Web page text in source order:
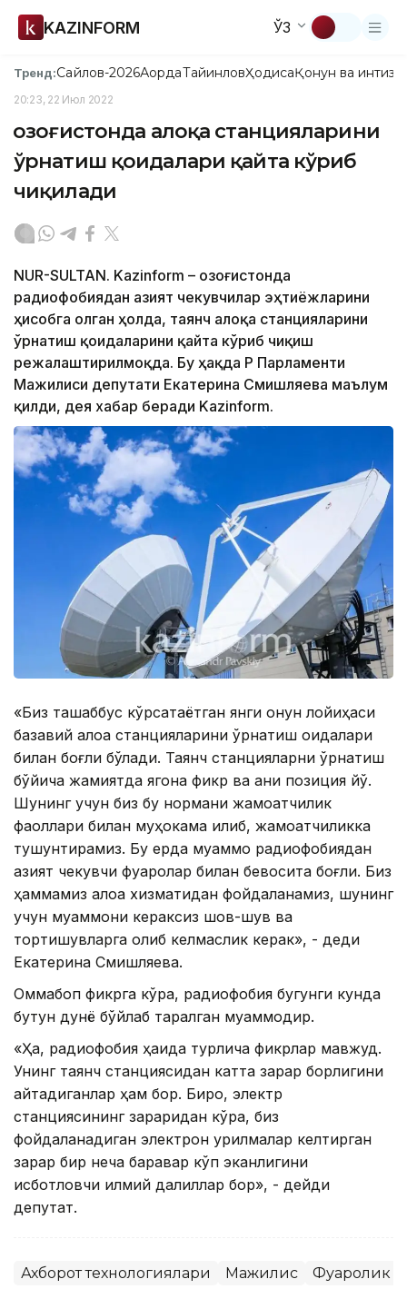
KAZINFORM ЎЗ
Тренд:Сайлов-2026АқордаТайинловҲодисаҚонун ва
20:23, 22 Июл 2022
Қозоғистонда алоқа станцияларини
ўрнатиш қоидалари қайта кўриб
чиқилади
NUR-SULTAN. Kazinform – Қозоғистонда
радиофобиядан азият чекувчилар эҳтиёжларини
ҳисобга олган ҳолда, таянч алоқа станцияларини
ўрнатиш қоидаларини қайта кўриб чиқиш
режалаштирилмоқда. Бу ҳақда ҚР Парламенти
Мажилиси депутати Екатерина Смишляева маълум
қилди, дея хабар беради Kazinform.
«Биз ташаббус кўрсатаётган янги қонун лойиҳаси
базавий алоқа станцияларини ўрнатиш қоидалари
билан боғлиқ бўлади. Таянч станцияларни ўрнатиш
бўйича жамиятда ягона фикр ва аниқ позиция йўқ.
Шунинг учун биз бу нормани жамоатчилик
фаоллари билан муҳокама қилиб, жамоатчиликка
тушунтирамиз. Бу ерда муаммо радиофобиядан
азият чекувчи фуқаролар билан бевосита боғлиқ. Биз
ҳаммамиз алоқа хизматидан фойдаланамиз, шунинг
учун муаммони кераксиз шов-шув ва
тортишувларга олиб келмаслик керак», - деди
Екатерина Смишляева.
Оммабоп фикрга кўра, радиофобия бугунги кунда
бутун дунё бўйлаб тарқалган муаммодир.
«Ҳа, радиофобия ҳақида турлича фикрлар мавжуд.
Унинг таянч станциясидан катта зарар борлигини
айтадиганлар ҳам бор. Бироқ, электр
станциясининг зараридан кўра, биз
фойдаланадиган электрон қурилмалар келтирган
зарар бир неча баравар кўп эканлигини
исботловчи илмий далиллар бор», - дейди
депутат.
Ахборот технологиялари Мажилис Фуқаролик